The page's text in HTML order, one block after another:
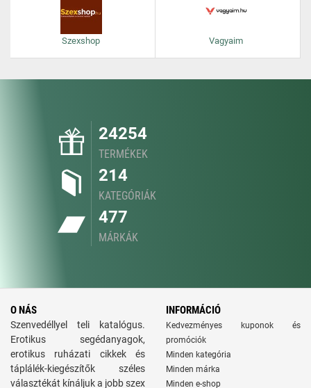
Szexshop Vagyaim
24254
TERMÉKEK
214
KATEGÓRIÁK
477
MÁRKÁK
O NÁS
Szenvedéllyel teli katalógus.
Erotikus segédanyagok,
erotikus ruházati cikkek és
táplálék-kiegészítők széles
választékát kínáljuk a jobb szex
INFORMÁCIÓ
Kedvezményes kuponok és
promóciók
Minden kategória
Minden márka
Minden e-shop